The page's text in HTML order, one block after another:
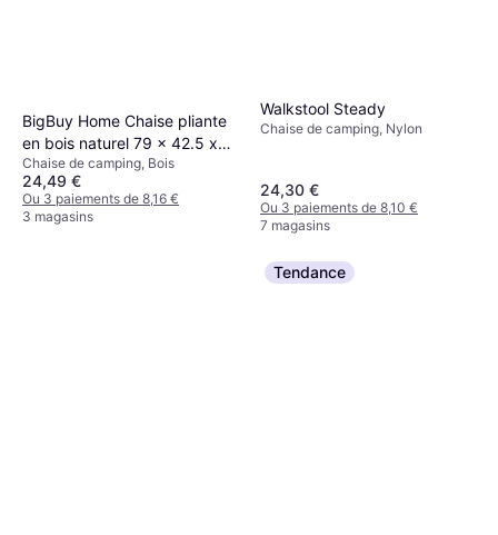
BigBuy Home Chaise pliante
en bois naturel 79 x 42.5 x
47.5 cms
Chaise de camping, Bois
24,49 €
Ou 3 paiements de 8,16 €
3 magasins
Walkstool Steady
Chaise de camping, Nylon
24,30 €
Ou 3 paiements de 8,10 €
7 magasins
Tendance